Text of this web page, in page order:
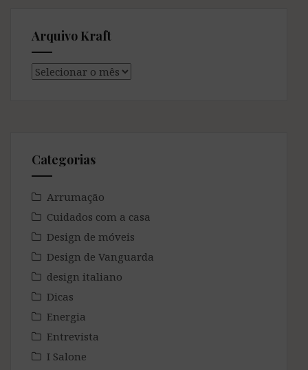
Arquivo Kraft
Arquivo
Categorias
Arrumação
Cuidados com a casa
Design de móveis
Design de Vanguarda
design italiano
Dicas
Energia
Entrevista
I Salone